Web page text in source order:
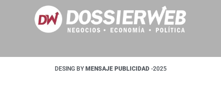
DESING BY MENSAJE PUBLICIDAD -2025